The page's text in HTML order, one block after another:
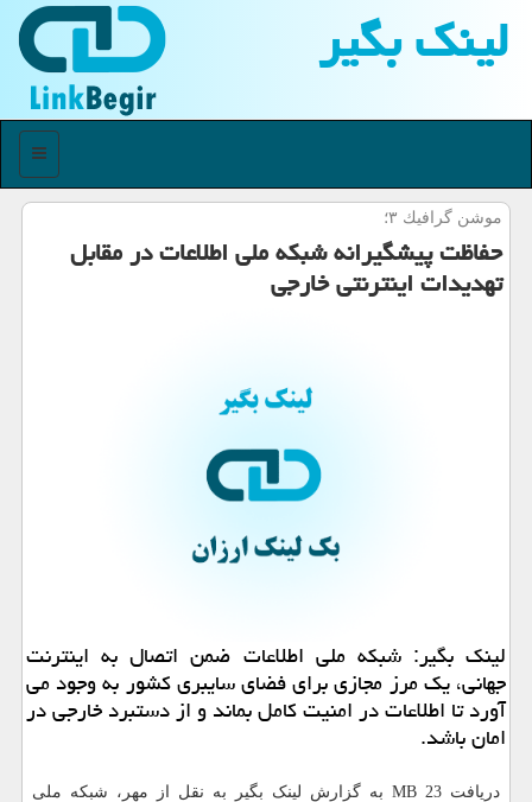
لینك بگیر
منو
موشن گرافیك ۳؛
حفاظت پیشگیرانه شبكه ملی اطلاعات در مقابل
تهدیدات اینترنتی خارجی
لینک بگیر: شبکه ملی اطلاعات ضمن اتصال به اینترنت
جهانی، یک مرز مجازی برای فضای سایبری کشور به وجود می
آورد تا اطلاعات در امنیت کامل بماند و از دستبرد خارجی در
امان باشد.
دریافت 23 MB به گزارش لینک بگیر به نقل از مهر، شبکه ملی